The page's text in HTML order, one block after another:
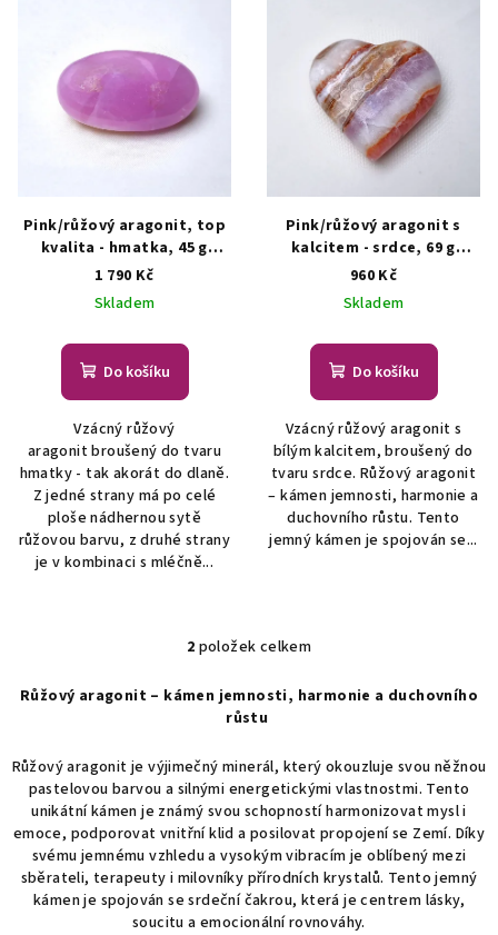
Pink/růžový aragonit, top
kvalita - hmatka, 45 g
Přírodní minerály, krystaly
1 790 Kč
Skladem
Do košíku
Vzácný růžový
aragonit broušený do tvaru
hmatky - tak akorát do dlaně.
Z jedné strany má po celé
ploše nádhernou sytě
růžovou barvu, z druhé strany
je v kombinaci s mléčně...
Pink/růžový aragonit s
kalcitem - srdce, 69 g
Přírodní minerály, krystaly
960 Kč
Skladem
Do košíku
Vzácný růžový aragonit s
bílým kalcitem, broušený do
tvaru srdce. Růžový aragonit
– kámen jemnosti, harmonie a
duchovního růstu. Tento
jemný kámen je spojován se...
O
l
d
a
c
í
p
r
v
2 položek celkem
Růžový aragonit – kámen jemnosti, harmonie a duchovního
růstu
Růžový aragonit je výjimečný minerál, který okouzluje svou něžnou
pastelovou barvou a silnými energetickými vlastnostmi. Tento
unikátní kámen je známý svou schopností harmonizovat mysl i
emoce, podporovat vnitřní klid a posilovat propojení se Zemí. Díky
svému jemnému vzhledu a vysokým vibracím je oblíbený mezi
sběrateli, terapeuty i milovníky přírodních krystalů. Tento jemný
kámen je spojován se srdeční čakrou, která je centrem lásky,
soucitu a emocionální rovnováhy.